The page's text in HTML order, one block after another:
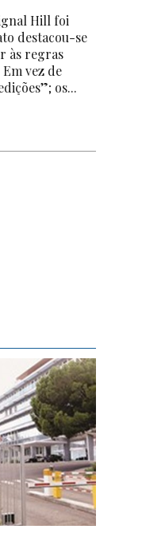
Hill foi
destacou-se
às regras
vez de
os...